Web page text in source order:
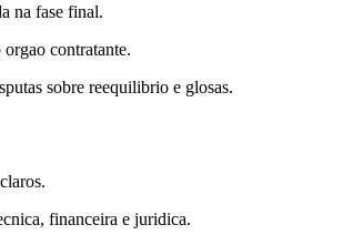
na fase final.
contratante.
sobre reequilibrio e glosas.
financeira e juridica.